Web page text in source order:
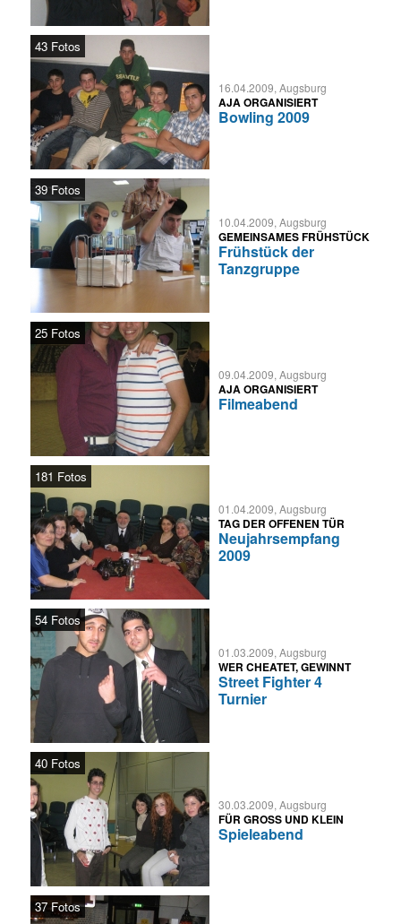
43 Fotos
16.04.2009, Augsburg
AJA ORGANISIERT
Bowling 2009
39 Fotos
10.04.2009, Augsburg
GEMEINSAMES FRÜHSTÜCK
Frühstück der
Tanzgruppe
25 Fotos
09.04.2009, Augsburg
AJA ORGANISIERT
Filmeabend
181 Fotos
01.04.2009, Augsburg
TAG DER OFFENEN TÜR
Neujahrsempfang
2009
54 Fotos
01.03.2009, Augsburg
WER CHEATET, GEWINNT
Street Fighter 4
Turnier
40 Fotos
30.03.2009, Augsburg
FÜR GROSS UND KLEIN
Spieleabend
37 Fotos